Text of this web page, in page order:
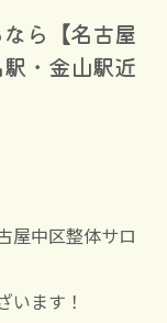
ら【名古屋
・金山駅近
屋中区整体サロ
います！